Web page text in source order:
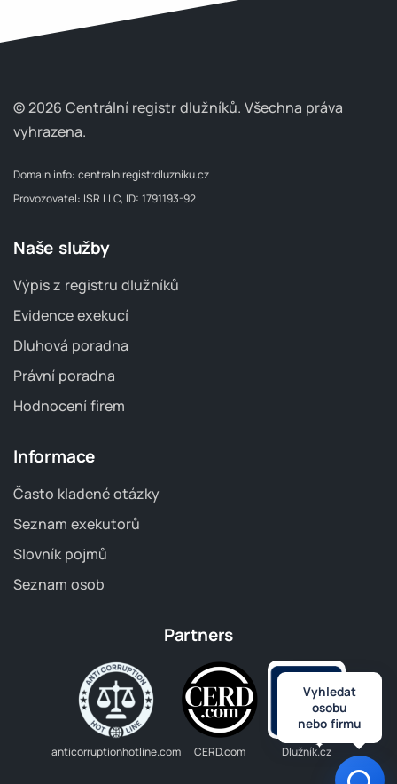
© 2026 Centrální registr dlužníků. Všechna práva
vyhrazena.
Domain info: centralniregistrdluzniku.cz
Provozovatel: ISR LLC, ID: 1791193-92
Naše služby
Výpis z registru dlužníků
Evidence exekucí
Dluhová poradna
Právní poradna
Hodnocení firem
Informace
Často kladené otázky
Seznam exekutorů
Slovník pojmů
Seznam osob
Partners
anticorruptionhotline.com CERD.com Dlužník.cz
Vyhledat
osobu
nebo firmu